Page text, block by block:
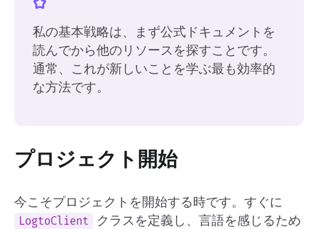
私の基本戦略は、まず公式ドキュメントを
読んでから他のリソースを探すことです。
通常、これが新しいことを学ぶ最も効率的
な方法です。
プロジェクト開始
今こそプロジェクトを開始する時です。すぐに
LogtoClient
クラスを定義し、言語を感じるため